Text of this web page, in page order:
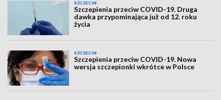
SZCZECIN
Szczepienia przeciw COVID-19. Druga
dawka przypominająca już od 12. roku
życia
SZCZECIN
Szczepienia przeciw COVID-19. Nowa
wersja szczepionki wkrótce w Polsce